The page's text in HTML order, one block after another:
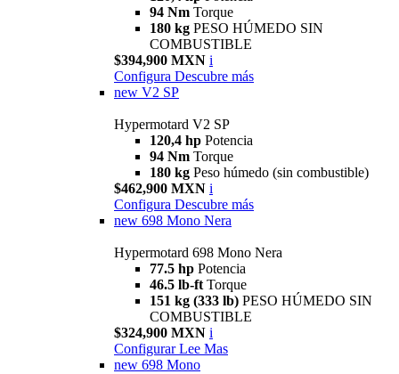
94 Nm Torque
180 kg PESO HÚMEDO SIN
COMBUSTIBLE
$394,900 MXN i
Configura Descubre más
new V2 SP
Hypermotard V2 SP
120,4 hp Potencia
94 Nm Torque
180 kg Peso húmedo (sin combustible)
$462,900 MXN i
Configura Descubre más
new 698 Mono Nera
Hypermotard 698 Mono Nera
77.5 hp Potencia
46.5 lb-ft Torque
151 kg (333 lb) PESO HÚMEDO SIN
COMBUSTIBLE
$324,900 MXN i
Configurar Lee Mas
new 698 Mono